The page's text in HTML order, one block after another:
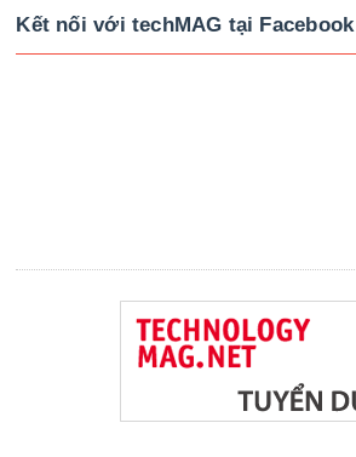
Kết nối với techMAG tại Facebook